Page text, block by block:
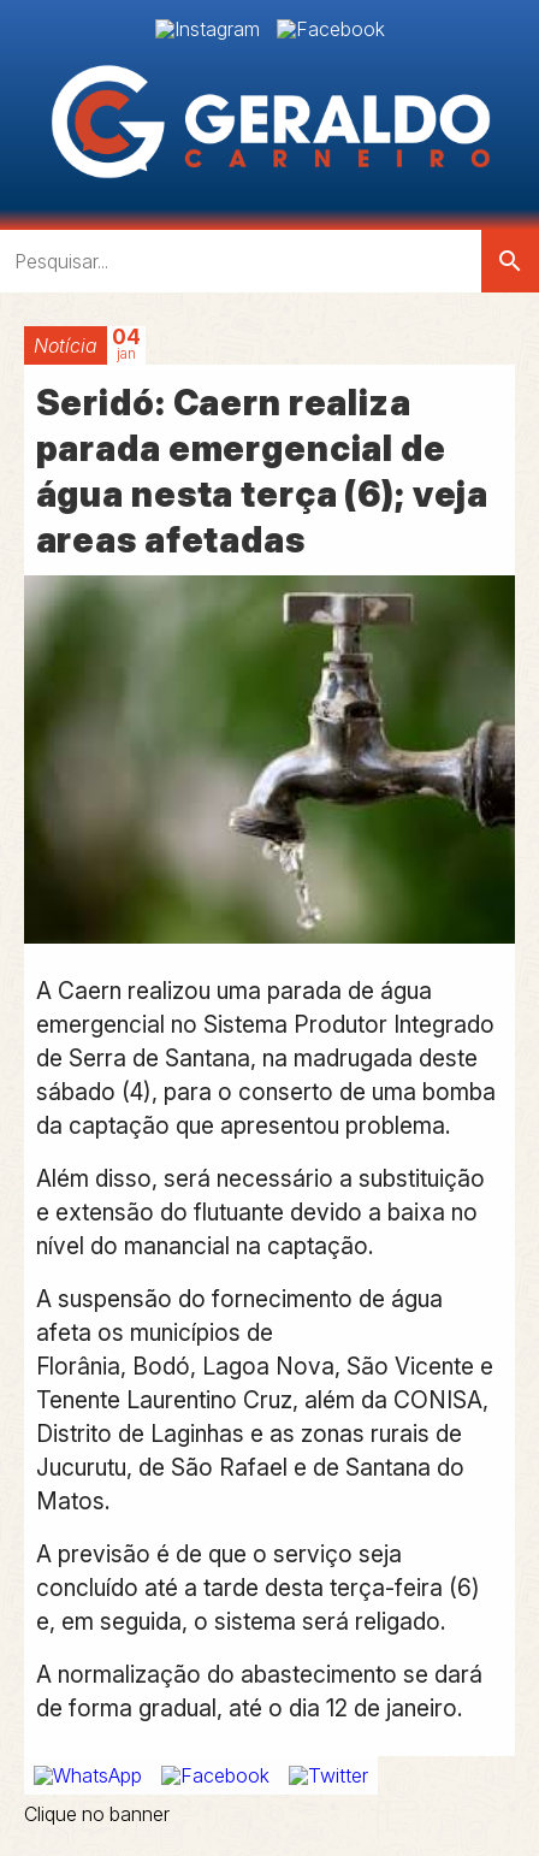
search
Notícia 04
jan
Seridó: Caern realiza
parada emergencial de
água nesta terça (6); veja
areas afetadas
A Caern realizou uma parada de água
emergencial no Sistema Produtor Integrado
de Serra de Santana, na madrugada deste
sábado (4), para o conserto de uma bomba
da captação que apresentou problema.
Além disso, será necessário a substituição
e extensão do flutuante devido a baixa no
nível do manancial na captação.
A suspensão do fornecimento de água
afeta os municípios de
Florânia, Bodó, Lagoa Nova, São Vicente e
Tenente Laurentino Cruz, além da CONISA,
Distrito de Laginhas e as zonas rurais de
Jucurutu, de São Rafael e de Santana do
Matos.
A previsão é de que o serviço seja
concluído até a tarde desta terça-feira (6)
e, em seguida, o sistema será religado.
A normalização do abastecimento se dará
de forma gradual, até o dia 12 de janeiro.
Clique no banner